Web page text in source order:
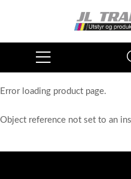
Error loading product page.
Object reference not set to an